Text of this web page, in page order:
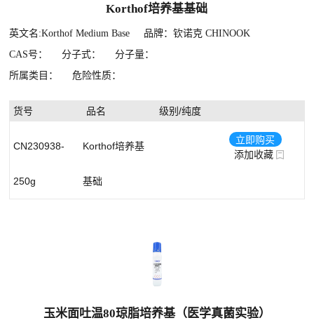
Korthof培养基基础
英文名:Korthof Medium Base
品牌：钦诺克 CHINOOK
CAS号：
分子式：
分子量：
所属类目：
危险性质：
货号 品名 级别/纯度
CN230938-
250g
Korthof培养基
基础
立即购买
添加收藏
玉米面吐温80琼脂培养基（医学真菌实验）